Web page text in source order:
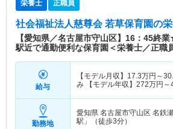
栄養士 正職員
社会福祉法人慈尊会 若草保育園の
【愛知県／名古屋市守山区】16：45終
駅近で通勤便利な保育園＜栄養士／正職
給与
【モデル月収】 17.3万円～
み 【モデル年収】 272万円～
勤務地
愛知県 名古屋市守山区 名鉄
駅」（徒歩3分）